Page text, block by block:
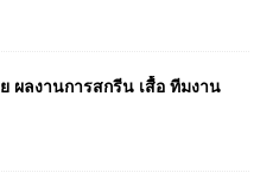
ผลงานการสกรีน เสื้อ ทีมงาน